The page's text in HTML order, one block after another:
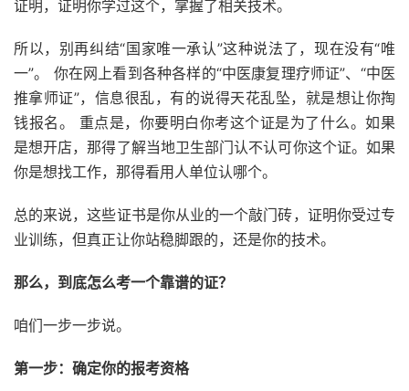
证明，证明你学过这个，掌握了相关技术。
所以，别再纠结“国家唯一承认”这种说法了，现在没有“唯
一”。 你在网上看到各种各样的“中医康复理疗师证”、“中医
推拿师证”，信息很乱，有的说得天花乱坠，就是想让你掏
钱报名。 重点是，你要明白你考这个证是为了什么。如果
是想开店，那得了解当地卫生部门认不认可你这个证。如果
你是想找工作，那得看用人单位认哪个。
总的来说，这些证书是你从业的一个敲门砖，证明你受过专
业训练，但真正让你站稳脚跟的，还是你的技术。
那么，到底怎么考一个靠谱的证？
咱们一步一步说。
第一步：确定你的报考资格